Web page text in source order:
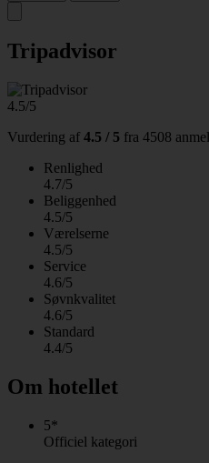
Tripadvisor
4.5/5
Vurdering af 4.5 / 5 fra 4508
Renlighed
4.7/5
Beliggenhed
4.5/5
Værelserne
4.5/5
Service
4.6/5
Søvnkvalitet
4.6/5
Standard
4.4/5
Om hotellet
5*
Officiel kategori